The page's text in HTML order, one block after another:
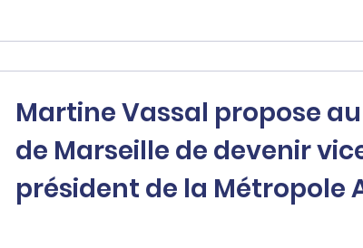
Martine Vassal propose
de Marseille de devenir
président de la Métropole